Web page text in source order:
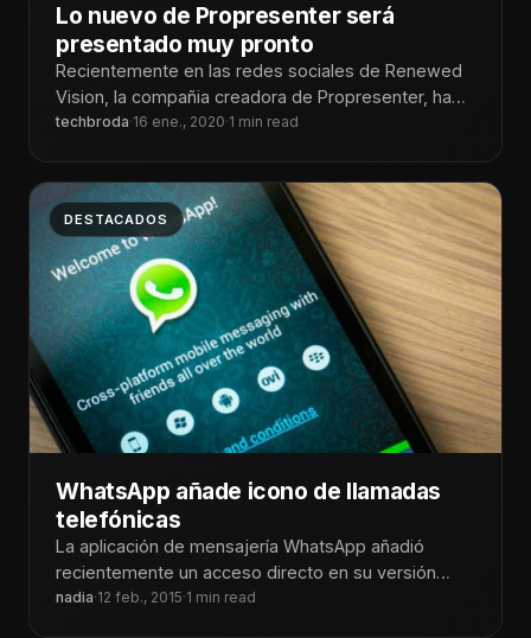
Lo nuevo de Propresenter será
presentado muy pronto
Recientemente en las redes sociales de Renewed
Vision, la compañia creadora de Propresenter, ha
estado publicando mensajes que han generado
techbroda·16 ene., 2020·1 min read
DESTACADOS
WhatsApp añade icono de llamadas
telefónicas
La aplicación de mensajería WhatsApp añadió
recientemente un acceso directo en su versión
para dispositivos iOS para realizar llamadas
nadia·12 feb., 2015·1 min read